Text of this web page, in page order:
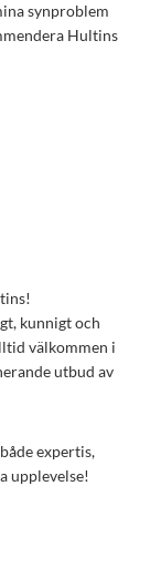
synproblem
Hultins
kunnigt och
välkommen i
utbud av
expertis,
upplevelse!